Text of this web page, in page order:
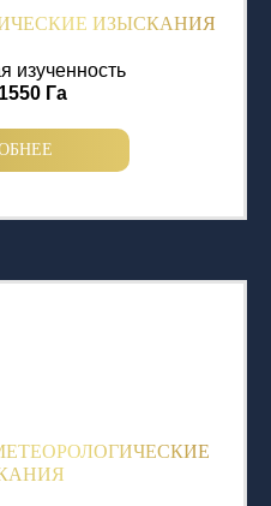
ИЗЫСКАНИЯ
изученность
1550 Га